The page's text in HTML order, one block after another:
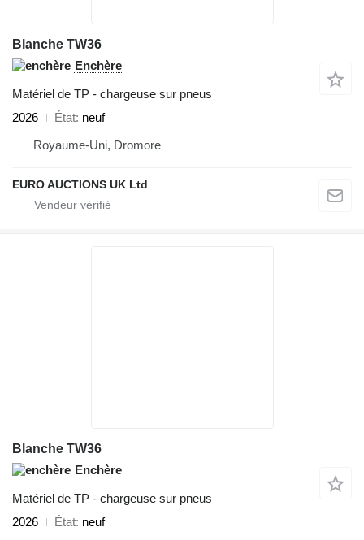
Blanche TW36
Enchère
Matériel de TP - chargeuse sur pneus
2026
État neuf
Royaume-Uni, Dromore
EURO AUCTIONS UK Ltd
Blanche TW36
Enchère
Matériel de TP - chargeuse sur pneus
2026
État neuf